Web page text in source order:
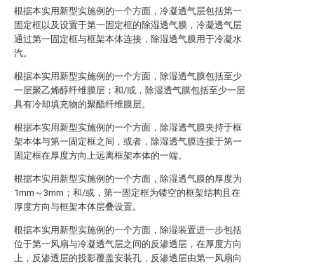
根据本实用新型实施例的一个方面，冷凝透气层包括第一
固定框以及设置于第一固定框的除湿透气膜，冷凝透气层
通过第一固定框与框架本体连接，除湿透气膜用于冷凝水
汽。
根据本实用新型实施例的一个方面，除湿透气膜包括至少
一层聚乙烯醇纤维膜层；和/或，除湿透气膜包括至少一层
具有冷却填充物的聚酯纤维膜层。
根据本实用新型实施例的一个方面，除湿透气膜夹持于框
架本体与第一固定框之间，或者，除湿透气膜连接于第一
固定框在厚度方向上远离框架本体的一端。
根据本实用新型实施例的一个方面，除湿透气膜的厚度为
1mm～3mm；和/或，第一固定框为镂空的框架结构且在
厚度方向与框架本体层叠设置。
根据本实用新型实施例的一个方面，除湿装置进一步包括
位于第一风扇与冷凝透气层之间的反渗透层，在厚度方向
上，反渗透层的投影覆盖安装孔，反渗透层由第一风扇向